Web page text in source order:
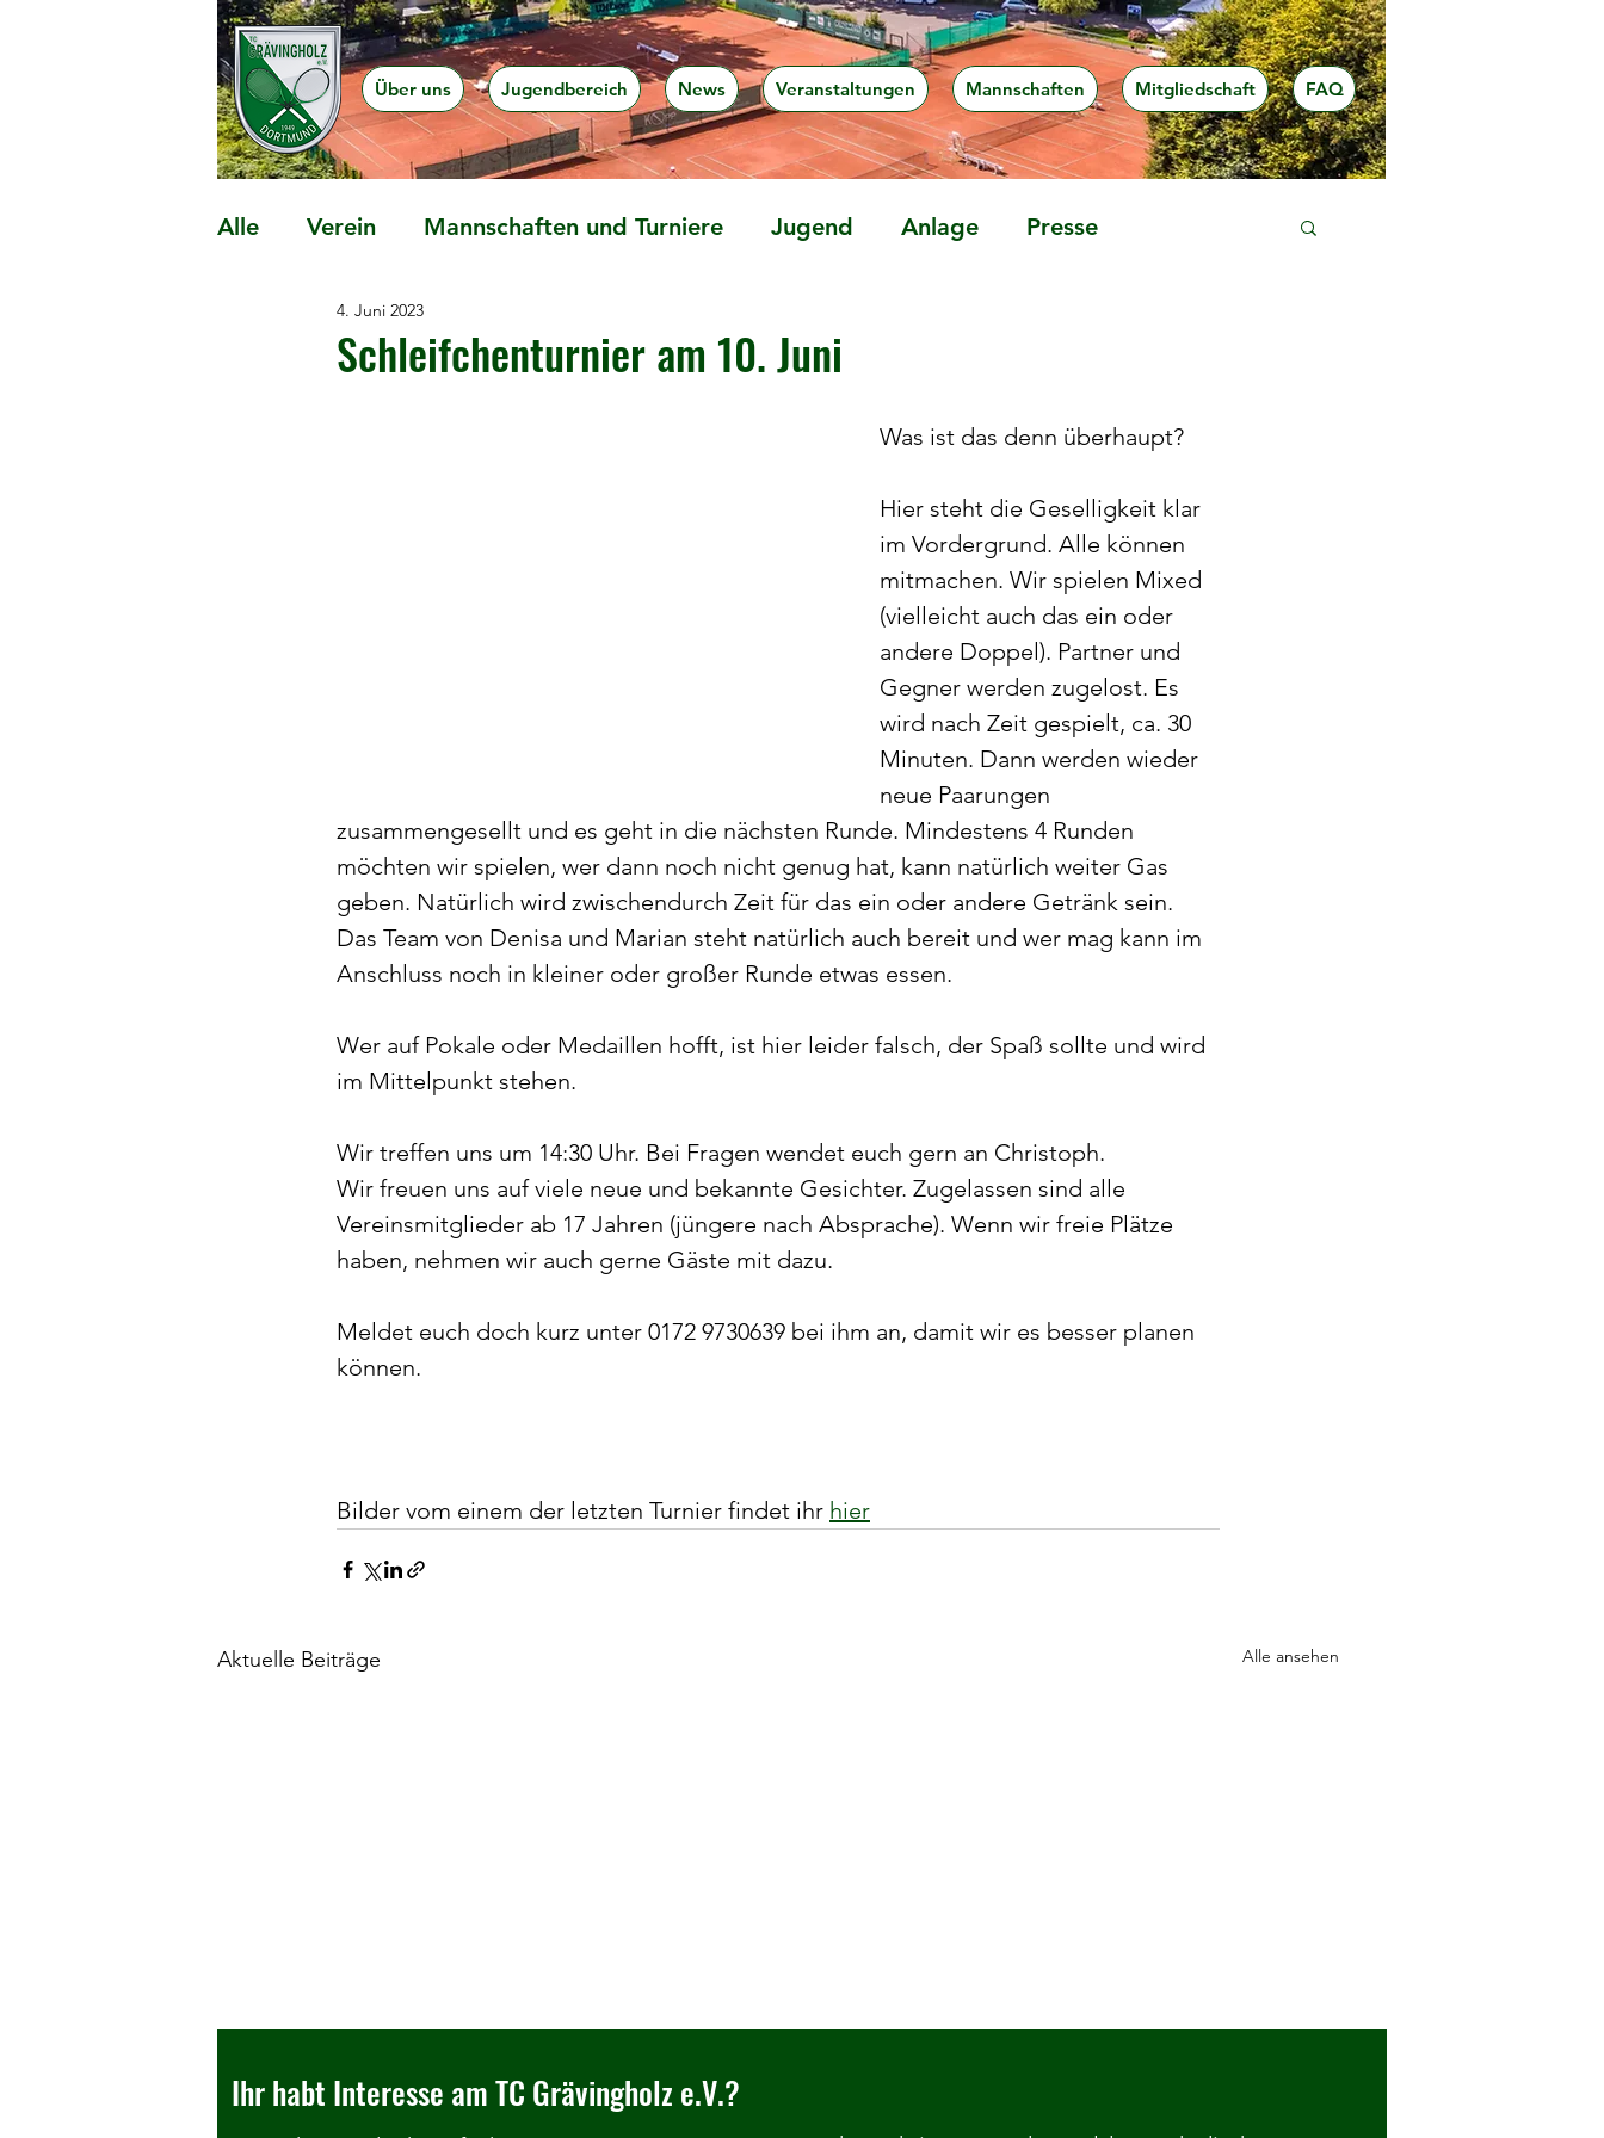
Über uns Jugendbereich News Veranstaltungen Mannschaften Mitgliedschaft FAQ
Alle Verein Mannschaften und Turniere Jugend Anlage Presse
Präventionsangebote
Schleifchenturnier am 10. Juni
4. Juni 2023
Was ist das denn überhaupt?
Hier steht die Geselligkeit klar
im Vordergrund. Alle können
mitmachen. Wir spielen Mixed
(vielleicht auch das ein oder
andere Doppel). Partner und
Gegner werden zugelost. Es
wird nach Zeit gespielt, ca. 30
Minuten. Dann werden wieder
neue Paarungen
zusammengesellt und es geht in die nächsten Runde. Mindestens 4 Runden
möchten wir spielen, wer dann noch nicht genug hat, kann natürlich weiter Gas
geben. Natürlich wird zwischendurch Zeit für das ein oder andere Getränk sein.
Das Team von Denisa und Marian steht natürlich auch bereit und wer mag kann im
Anschluss noch in kleiner oder großer Runde etwas essen.
Wer auf Pokale oder Medaillen hofft, ist hier leider falsch, der Spaß sollte und wird
im Mittelpunkt stehen.
Wir treffen uns um 14:30 Uhr. Bei Fragen wendet euch gern an Christoph.
Wir freuen uns auf viele neue und bekannte Gesichter. Zugelassen sind alle
Vereinsmitglieder ab 17 Jahren (jüngere nach Absprache). Wenn wir freie Plätze
haben, nehmen wir auch gerne Gäste mit dazu.
Meldet euch doch kurz unter 0172 9730639 bei ihm an, damit wir es besser planen
können.
Bilder vom einem der letzten Turnier findet ihr hier
Aktuelle Beiträge Alle ansehen
Ihr habt Interesse am TC Grävingholz e.V.?